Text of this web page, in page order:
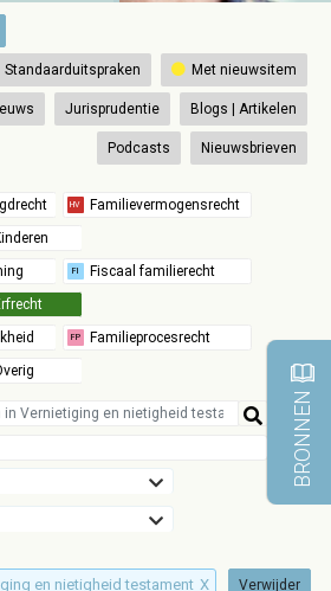
Standaarduitspraken Met nieuwsitem
Jurisprudentie Blogs | Artikelen
Podcasts Nieuwsbrieven
en nietigheid testament X
Verwijder
BRONNEN